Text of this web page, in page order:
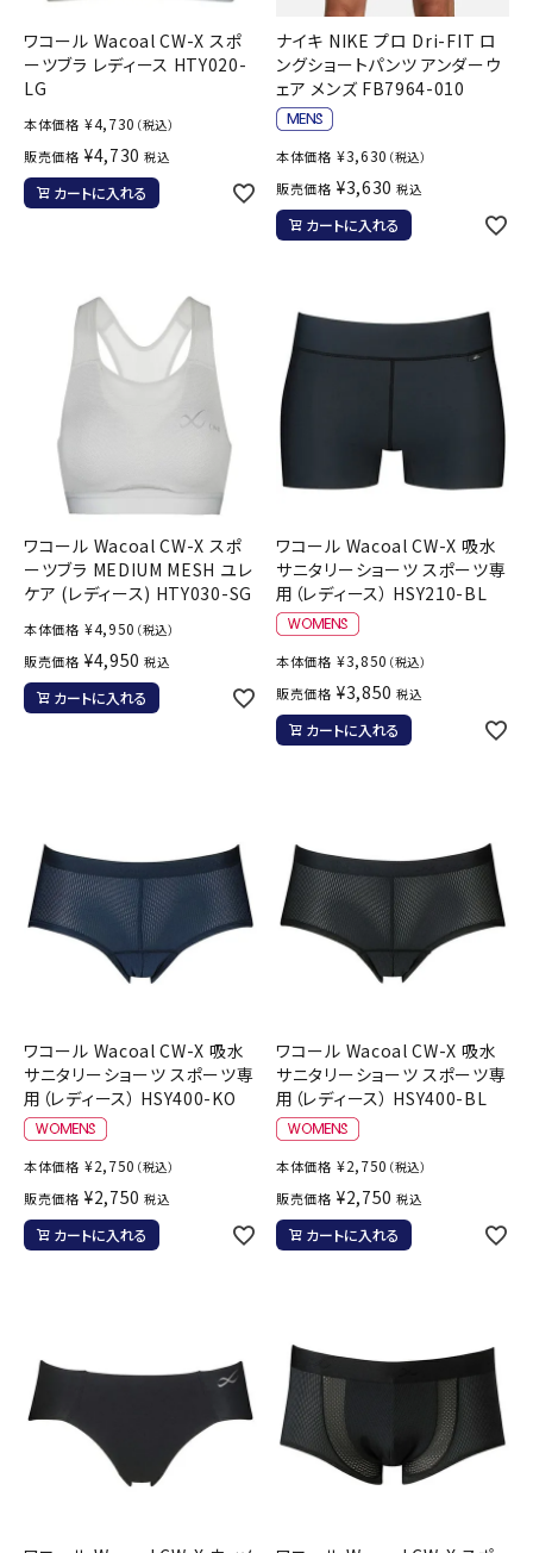
ワコール Wacoal CW-X スポ
ーツブラ レディース HTY020-
LG
本体価格 ¥4,730 （税込）
販売価格 ¥4,730 税込
カートに入れる
ナイキ NIKE プロ Dri-FIT ロ
ングショートパンツ アンダーウ
ェア メンズ FB7964-010
本体価格 ¥3,630 （税込）
販売価格 ¥3,630 税込
カートに入れる
ワコール Wacoal CW-X スポ
ーツブラ MEDIUM MESH ユレ
ケア (レディース) HTY030-SG
本体価格 ¥4,950 （税込）
販売価格 ¥4,950 税込
カートに入れる
ワコール Wacoal CW-X 吸水
サニタリーショーツ スポーツ専
用（レディース） HSY210-BL
本体価格 ¥3,850 （税込）
販売価格 ¥3,850 税込
カートに入れる
ワコール Wacoal CW-X 吸水
サニタリーショーツ スポーツ専
用（レディース） HSY400-KO
本体価格 ¥2,750 （税込）
販売価格 ¥2,750 税込
カートに入れる
ワコール Wacoal CW-X 吸水
サニタリーショーツ スポーツ専
用（レディース） HSY400-BL
本体価格 ¥2,750 （税込）
販売価格 ¥2,750 税込
カートに入れる